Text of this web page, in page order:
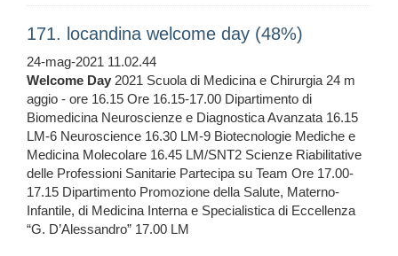
171. locandina welcome day (48%)
24-mag-2021 11.02.44
Welcome Day 2021 Scuola di Medicina e Chirurgia 24 m
aggio - ore 16.15 Ore 16.15-17.00 Dipartimento di
Biomedicina Neuroscienze e Diagnostica Avanzata 16.15
LM-6 Neuroscience 16.30 LM-9 Biotecnologie Mediche e
Medicina Molecolare 16.45 LM/SNT2 Scienze Riabilitative
delle Professioni Sanitarie Partecipa su Team Ore 17.00-
17.15 Dipartimento Promozione della Salute, Materno-
Infantile, di Medicina Interna e Specialistica di Eccellenza
“G. D’Alessandro” 17.00 LM